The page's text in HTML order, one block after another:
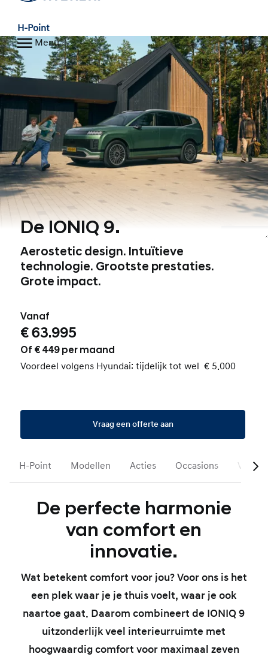
H-Point
Menu
De IONIQ 9.
Aerostetic design. Intuïtieve
technologie. Grootste prestaties.
Grote impact.
Vanaf
€ 63.995
Of € 449 per maand
Voordeel volgens Hyundai: tijdelijk tot wel € 5.000
Vraag een offerte aan
H-Point Modellen Acties Occasions
De perfecte harmonie
van comfort en
innovatie.
Wat betekent comfort voor jou? Voor ons is het
een plek waar je je thuis voelt, waar je ook
naartoe gaat. Daarom combineert de IONIQ 9
uitzonderlijk veel interieurruimte met
hoogwaardig comfort voor maximaal zeven